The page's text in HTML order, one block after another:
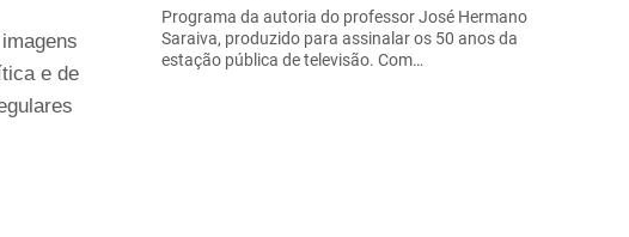
e de
Programa da autoria do professor José Hermano
Saraiva, produzido para assinalar os 50 anos da
estação pública de televisão. Com…